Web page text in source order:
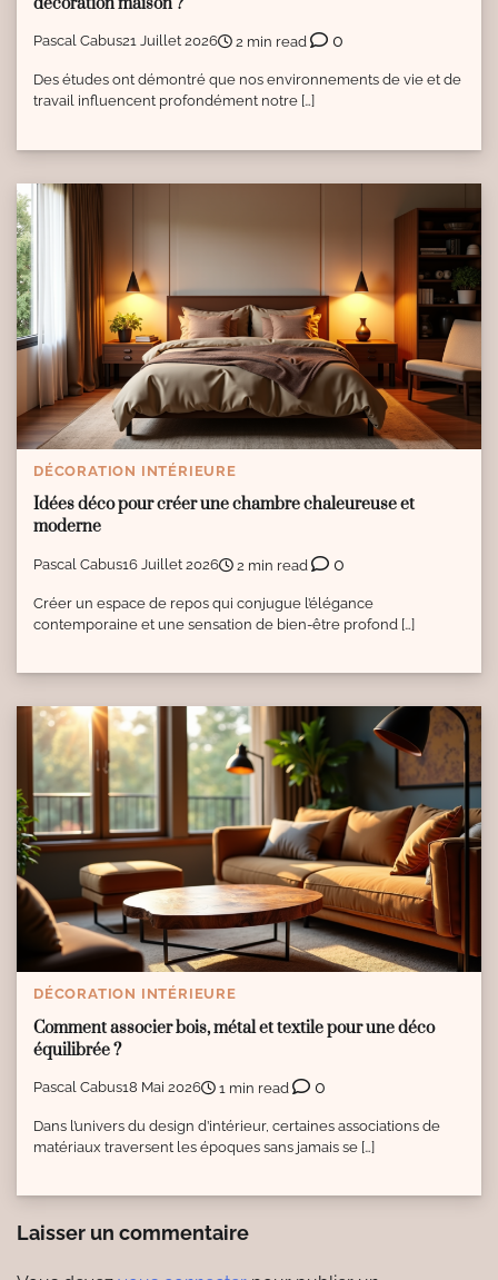
Pascal Cabus21 Juillet 2026 2 min read 0
Des études ont démontré que nos environnements de vie et de
travail influencent profondément notre […]
DÉCORATION INTÉRIEURE
Idées déco pour créer une chambre chaleureuse et
moderne
Pascal Cabus16 Juillet 2026 2 min read 0
Créer un espace de repos qui conjugue l’élégance
contemporaine et une sensation de bien-être profond […]
DÉCORATION INTÉRIEURE
Comment associer bois, métal et textile pour une déco
équilibrée ?
Pascal Cabus18 Mai 2026 1 min read 0
Dans l’univers du design d’intérieur, certaines associations de
matériaux traversent les époques sans jamais se […]
Laisser un commentaire